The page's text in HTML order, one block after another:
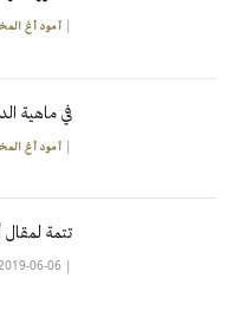
| آمود أغ
في ماهية
| آمود أغ
تتمة لمقال
|
06-06